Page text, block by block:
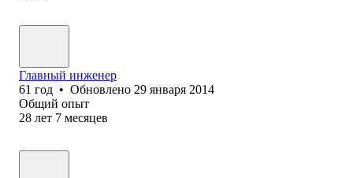
Главный инженер
61 год • Обновлено 29 января 2014
Общий опыт
28 лет 7 месяцев